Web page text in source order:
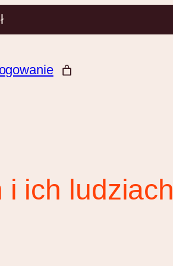
i ich ludziach